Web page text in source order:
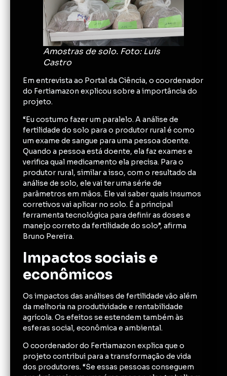
Amostras de solo. Foto: Luís
Castro
Em entrevista ao Portal da Ciência, o coordenador
do Fertiamazon explicou sobre a importância do
projeto.
“Eu costumo fazer um paralelo. A análise de
fertilidade do solo para o produtor rural é como
um exame de sangue para uma pessoa doente.
Quando a pessoa está doente, ela faz exames e
verifica qual medicamento ela precisa. Para o
produtor rural, similar a isso, com o resultado da
análise de solo, ele vai ter uma série de
parâmetros em mãos. Ele vai saber quais insumos
corretivos vai aplicar no solo. É a principal
ferramenta tecnológica para definir as doses e
manejo correto da fertilidade do solo”, afirma
Bruno Pereira.
Impactos sociais e
econômicos
Os impactos das análises de fertilidade vão além
da melhoria na produtividade e rentabilidade
agrícola. Os efeitos se estendem também às
esferas social, econômica e ambiental.
O coordenador do Fertiamazon explica que o
projeto contribui para a transformação de vida
dos produtores. “Se essas pessoas conseguem